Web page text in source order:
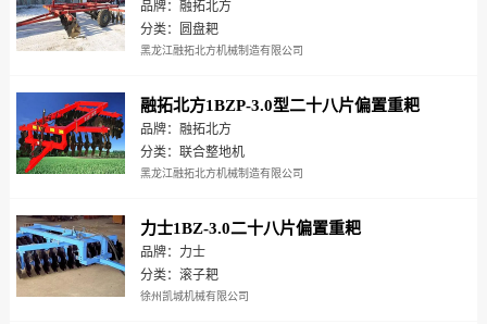
品牌：融拓北方
分类：圆盘耙
黑龙江融拓北方机械制造有限公司
融拓北方1BZP-3.0型二十八片偏置重耙
品牌：融拓北方
分类：联合整地机
黑龙江融拓北方机械制造有限公司
力士1BZ-3.0二十八片偏置重耙
品牌：力士
分类：滚子耙
徐州凯城机械有限公司